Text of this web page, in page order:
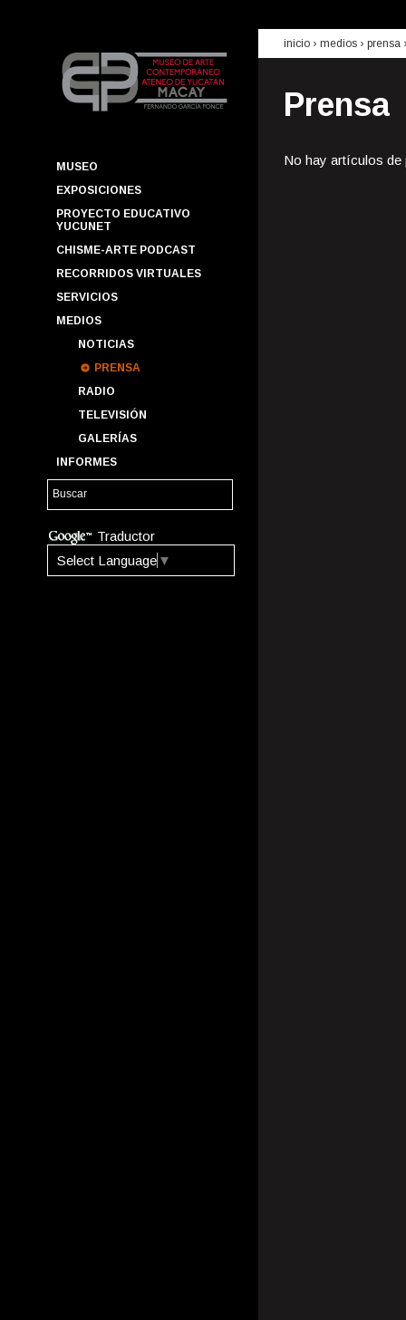
MUSEO
EXPOSICIONES
PROYECTO EDUCATIVO
YUCUNET
CHISME-ARTE PODCAST
RECORRIDOS VIRTUALES
SERVICIOS
MEDIOS
NOTICIAS
PRENSA
RADIO
TELEVISIÓN
GALERÍAS
INFORMES
Traductor
Select Language ▼
inicio › medios › prensa
Prensa
No hay artículos de